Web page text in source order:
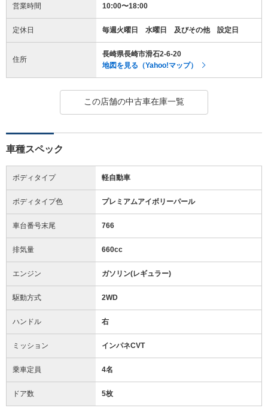
営業時間 10:00〜18:00
定休日 毎週火曜日 水曜日 及びその他 設定日
住所
長崎県長崎市滑石2-6-20
地図を見る（Yahoo!マップ）
この店舗の中古車在庫一覧
車種スペック
ボディタイプ 軽自動車
ボディタイプ色 プレミアムアイボリーパール
車台番号末尾 766
排気量 660cc
エンジン ガソリン(レギュラー)
駆動方式 2WD
ハンドル 右
ミッション インパネCVT
乗車定員 4名
ドア数 5枚